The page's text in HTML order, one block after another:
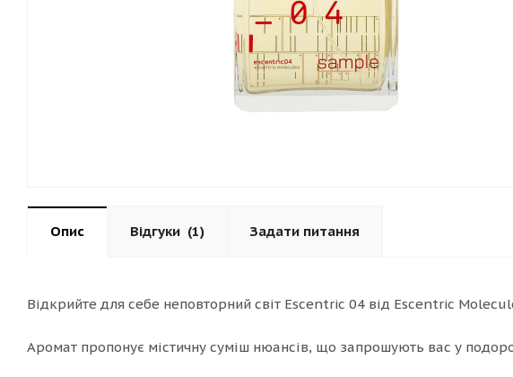
Опис Відгуки (1) Задати питання
Відкрийте для себе неповторний світ Escentric 04 від Escentric
Аромат пропонує містичну суміш нюансів, що запрошують вас у